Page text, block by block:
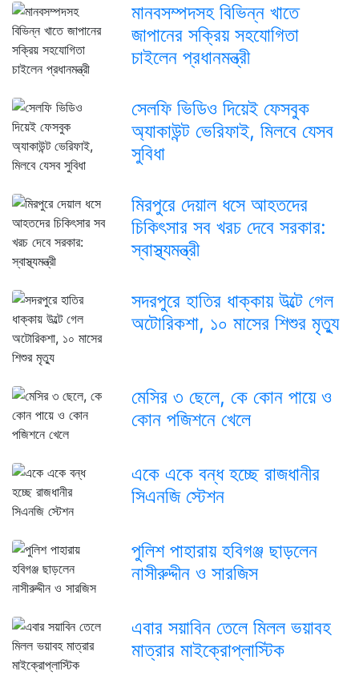
মানবসম্পদসহ বিভিন্ন খাতে
জাপানের সক্রিয় সহযোগিতা
চাইলেন প্রধানমন্ত্রী
সেলফি ভিডিও দিয়েই ফেসবুক
অ্যাকাউন্ট ভেরিফাই, মিলবে যেসব
সুবিধা
মিরপুরে দেয়াল ধসে আহতদের
চিকিৎসার সব খরচ দেবে সরকার:
স্বাস্থ্যমন্ত্রী
সদরপুরে হাতির ধাক্কায় উল্টে গেল
অটোরিকশা, ১০ মাসের শিশুর মৃত্যু
মেসির ৩ ছেলে, কে কোন পায়ে ও
কোন পজিশনে খেলে
একে একে বন্ধ হচ্ছে রাজধানীর
সিএনজি স্টেশন
পুলিশ পাহারায় হবিগঞ্জ ছাড়লেন
নাসীরুদ্দীন ও সারজিস
এবার সয়াবিন তেলে মিলল ভয়াবহ
মাত্রার মাইক্রোপ্লাস্টিক